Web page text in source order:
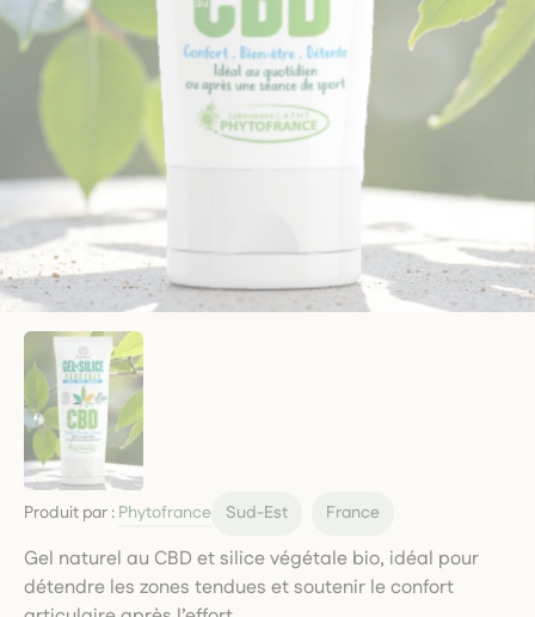
Produit par : Phytofrance Sud-Est France
Gel naturel au CBD et silice végétale bio, idéal pour
détendre les zones tendues et soutenir le confort